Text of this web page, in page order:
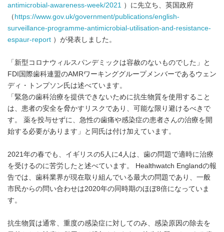
antimicrobial-awareness-week/2021 ）に先立ち、英国政府
（ https://www.gov.uk/government/publications/english-
surveillance-programme-antimicrobial-utilisation-and-resistance-
espaur-report ）が発表しました。
「新型コロナウィルスパンデミックは容赦のないものでした」と
FDI国際歯科連盟のAMRワーキンググループメンバーであるウェン
ディ・トンプソン氏は述べています。
「緊急の歯科治療を提供できないために抗生物質を使用すること
は、患者の安全を脅かすリスクであり、可能な限り避けるべきで
す。 薬を投与せずに、急性の歯痛や感染症の患者さんの治療を開
始する必要があります」と同氏は付け加えています。
2021年の春でも、イギリスの5人に4人は、歯の問題で適時に治療
を受けるのに苦労したと述べています。 Healthwatch Englandの報
告では、歯科業界が現在取り組んでいる最大の問題であり、一般
市民からの問い合わせは2020年の同時期のほぼ8倍になっていま
す。
抗生物質は通常、重度の感染症に対してのみ、感染原因の除去を